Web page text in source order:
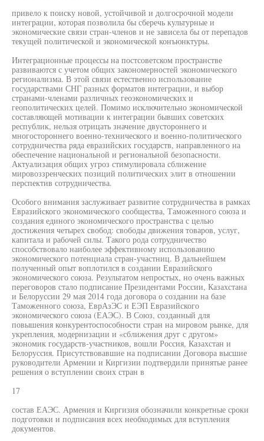
привело к поиску новой, устойчивой и долгосрочной модели
интеграции, которая позволила бы сберечь культурные и
экономические связи стран-членов и не зависела бы от перепадов
текущей политической и экономической конъюнктуры.
Интеграционные процессы на постсоветском пространстве
развиваются с учетом общих закономерностей экономического
регионализма. В этой связи естественно использование
государствами СНГ разных форматов интеграции, и выбор
странами-членами различных геоэкономических и
геополитических целей. Помимо исключительно экономической
составляющей мотивации к интеграции бывших советских
республик, нельзя отрицать значение двустороннего и
многостороннего военно-технического и военно-политического
сотрудничества ряда евразийских государств, направленного на
обеспечение национальной и региональной безопасности.
Актуализация общих угроз стимулировала сближение
мировоззренческих позиций политических элит в отношении
перспектив сотрудничества.
Особого внимания заслуживает развитие сотрудничества в рамках
Евразийского экономического сообщества, Таможенного союза и
создания единого экономического пространства с целью
достижения четырех свобод: свободы движения товаров, услуг,
капитала и рабочей силы. Такого рода сотрудничество
способствовало наиболее эффективному использованию
экономического потенциала стран-участниц. В дальнейшем
полученный опыт воплотился в создании Евразийского
экономического союза. Результатом непростых, но очень важных
переговоров стало подписание Президентами России, Казахстана
и Белоруссии 29 мая 2014 года договора о создании на базе
Таможенного союза, ЕврАзЭС и ЕЭП Евразийского
экономического союза (ЕАЭС). В Союз, созданный для
повышения конкурентоспособности стран на мировом рынке, для
укрепления, модернизации и «сближения друг с другом»
экономик государств-участников, вошли Россия, Казахстан и
Белоруссия. Присутствовавшие на подписании Договора высшие
руководители Армении и Киргизии подтвердили принятые ранее
решения о вступлении своих стран в
17
состав ЕАЭС. Армения и Киргизия обозначили конкретные сроки
подготовки и подписания всех необходимых для вступления
документов.